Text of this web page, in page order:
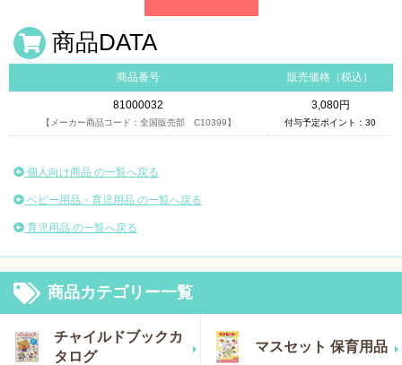
商品DATA
商品番号 販売価格（税込）
81000032
【メーカー商品コード：全国販売部 C10399】
3,080円
付与予定ポイント：30
個人向け商品 の一覧へ戻る
ベビー用品・育児用品 の一覧へ戻る
育児用品 の一覧へ戻る
商品カテゴリー一覧
チャイルドブックカ
タログ
マスセット 保育用品